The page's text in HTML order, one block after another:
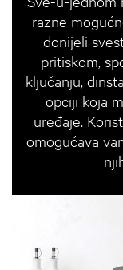
razne
donijeli
pritiskom,
ključanju,
opciji koja
uređaje.
omogućava